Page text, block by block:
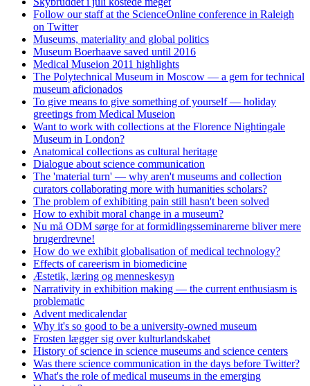
Follow our staff at the ScienceOnline conference in Raleigh
on Twitter
Museums, materiality and global politics
Museum Boerhaave saved until 2016
Medical Museion 2011 highlights
The Polytechnical Museum in Moscow — a gem for technical
museum aficionados
To give means to give something of yourself — holiday
greetings from Medical Museion
Want to work with collections at the Florence Nightingale
Museum in London?
Anatomical collections as cultural heritage
Dialogue about science communication
The 'material turn' — why aren't museums and collection
curators collaborating more with humanities scholars?
The problem of exhibiting pain still hasn't been solved
How to exhibit moral change in a museum?
Nu må ODM sørge for at formidlingsseminarerne bliver mere
brugerdrevne!
How do we exhibit globalisation of medical technology?
Effects of careerism in biomedicine
Æstetik, læring og menneskesyn
Narrativity in exhibition making — the current enthusiasm is
problematic
Advent medicalendar
Why it's so good to be a university-owned museum
Frosten lægger sig over kulturlandskabet
History of science in science museums and science centers
Was there science communication in the days before Twitter?
What's the role of medical museums in the emerging